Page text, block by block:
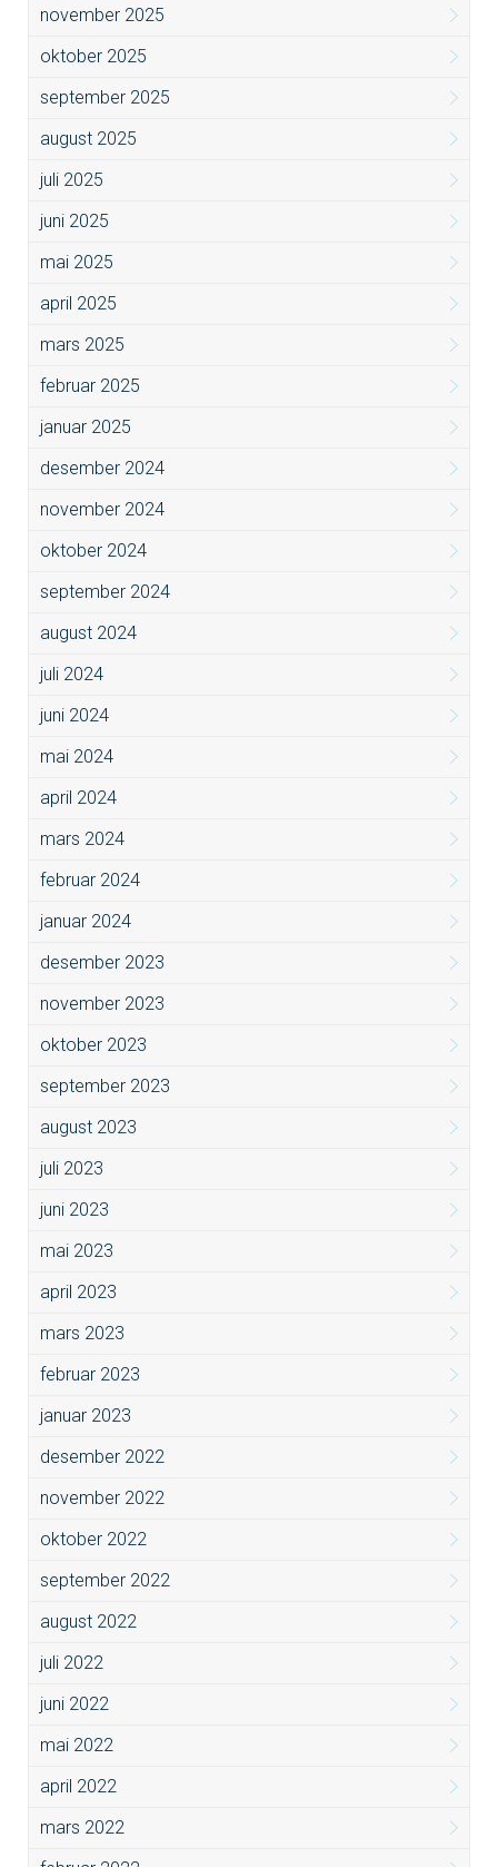
november 2025
oktober 2025
september 2025
august 2025
juli 2025
juni 2025
mai 2025
april 2025
mars 2025
februar 2025
januar 2025
desember 2024
november 2024
oktober 2024
september 2024
august 2024
juli 2024
juni 2024
mai 2024
april 2024
mars 2024
februar 2024
januar 2024
desember 2023
november 2023
oktober 2023
september 2023
august 2023
juli 2023
juni 2023
mai 2023
april 2023
mars 2023
februar 2023
januar 2023
desember 2022
november 2022
oktober 2022
september 2022
august 2022
juli 2022
juni 2022
mai 2022
april 2022
mars 2022